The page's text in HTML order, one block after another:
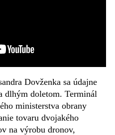
Dovženka sa údajne
dlhým doletom. Terminál
ministerstva obrany
tovaru dvojakého
na výrobu dronov,